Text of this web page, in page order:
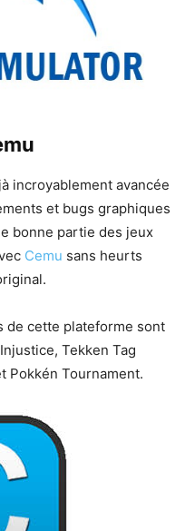
incroyablement avancée
et bugs graphiques
bonne partie des jeux
Cemu sans heurts
de cette plateforme sont
Tekken Tag
Pokkén Tournament.